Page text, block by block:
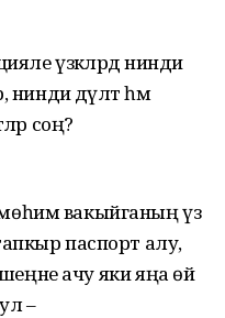
үзәкләрдә нинди
дәүләт һәм
соң?
вакыйганың үз
паспорт алу,
ачу яки яңа өй
–